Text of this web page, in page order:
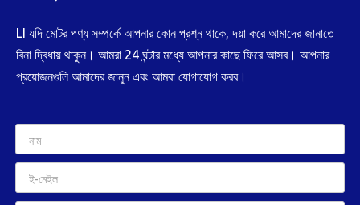
LI যদি মোটর পণ্য সম্পর্কে আপনার কোন প্রশ্ন থাকে, দয়া করে আমাদের জানাতে
বিনা দ্বিধায় থাকুন। আমরা 24 ঘন্টার মধ্যে আপনার কাছে ফিরে আসব। আপনার
প্রয়োজনগুলি আমাদের জানুন এবং আমরা যোগাযোগ করব।